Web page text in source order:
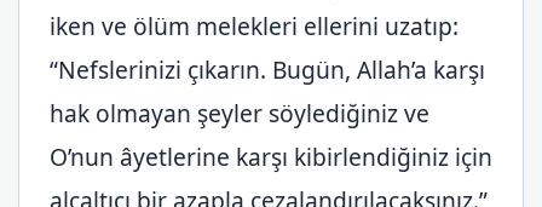
iken ve ölüm melekleri ellerini uzatıp:
“Nefslerinizi çıkarın. Bugün, Allah’a karşı
hak olmayan şeyler söylediğiniz ve
O’nun âyetlerine karşı kibirlendiğiniz için
alçaltıcı bir azapla cezalandırılacaksınız.”